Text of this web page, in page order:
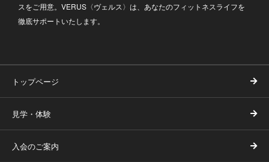
スをご用意。VERUS〈ヴェルス〉は、あなたのフィットネスライフを
徹底サポートいたします。
トップページ
見学・体験
入会のご案内